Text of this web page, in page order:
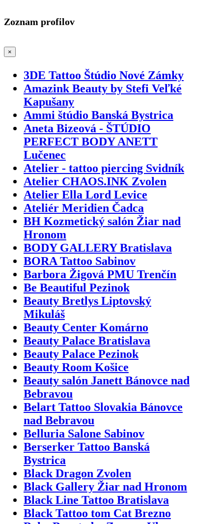
Zoznam profilov
×
3DE Tattoo Štúdio Nové Zámky
Amazink Beauty by Stefi Veľké
Kapušany
Ammi štúdio Banská Bystrica
Aneta Bizeová - ŠTÚDIO
PERFECT BODY ANETT
Lučenec
Atelier - tattoo piercing Svidník
Atelier CHAOS.INK Zvolen
Atelier Ella Lord Levice
Ateliér Meridien Čadca
BH Kozmetický salón Žiar nad
Hronom
BODY GALLERY Bratislava
BORA Tattoo Sabinov
Barbora Žigová PMU Trenčín
Be Beautiful Pezinok
Beauty Bretlys Liptovský
Mikuláš
Beauty Center Komárno
Beauty Palace Bratislava
Beauty Palace Pezinok
Beauty Room Košice
Beauty salón Janett Bánovce nad
Bebravou
Belart Tattoo Slovakia Bánovce
nad Bebravou
Belluria Salone Sabinov
Berserker Tattoo Banská
Bystrica
Black Dragon Zvolen
Black Gallery Žiar nad Hronom
Black Line Tattoo Bratislava
Black Tattoo tom Cat Brezno